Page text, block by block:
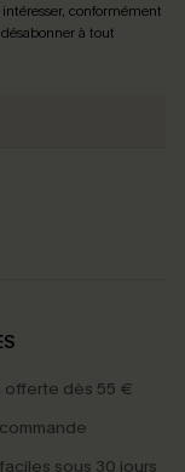
conformément
à tout
offerte dès 55 €
sous 30 jours